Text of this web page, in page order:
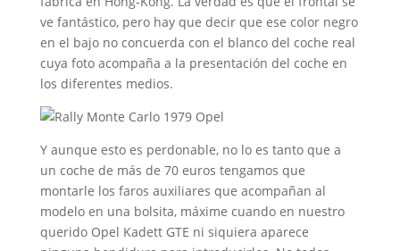
ve fantástico, pero hay que decir que ese color negro
en el bajo no concuerda con el blanco del coche real
cuya foto acompaña a la presentación del coche en
los diferentes medios.
Y aunque esto es perdonable, no lo es tanto que a
un coche de más de 70 euros tengamos que
montarle los faros auxiliares que acompañan al
modelo en una bolsita, máxime cuando en nuestro
querido Opel Kadett GTE ni siquiera aparece